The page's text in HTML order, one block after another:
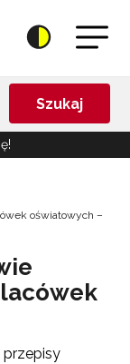
Szukaj
oświatowych –
przepisy